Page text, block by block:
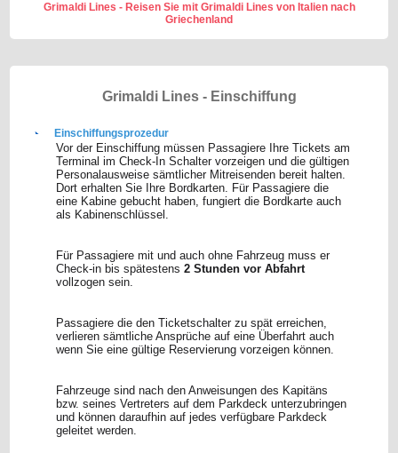
Grimaldi Lines - Reisen Sie mit Grimaldi Lines von Italien nach
Griechenland
Grimaldi Lines - Einschiffung
Einschiffungsprozedur
Vor der Einschiffung müssen Passagiere Ihre Tickets am
Terminal im Check-In Schalter vorzeigen und die gültigen
Personalausweise sämtlicher Mitreisenden bereit halten.
Dort erhalten Sie Ihre Bordkarten. Für Passagiere die
eine Kabine gebucht haben, fungiert die Bordkarte auch
als Kabinenschlüssel.
Für Passagiere mit und auch ohne Fahrzeug muss er
Check-in bis spätestens2 Stunden vor Abfahrt
vollzogen sein.
Passagiere die den Ticketschalter zu spät erreichen,
verlieren sämtliche Ansprüche auf eine Überfahrt auch
wenn Sie eine gültige Reservierung vorzeigen können.
Fahrzeuge sind nach den Anweisungen des Kapitäns
bzw. seines Vertreters auf dem Parkdeck unterzubringen
und können daraufhin auf jedes verfügbare Parkdeck
geleitet werden.